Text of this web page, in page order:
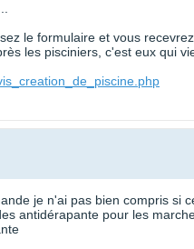
le formulaire et vous
les pisciniers, c'est eux qui
je n'ai pas bien compris si
antidérapante pour les